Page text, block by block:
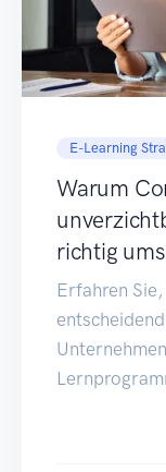
E-Learning
Warum
richtig
Erfahren